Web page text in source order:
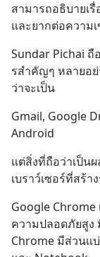
สามารถอธิบายเ
และยากต่อความ
Sundar Pichai
รสำคัญๆ หลายอย่
ว่าจะเป็น
Gmail, Google
Android
แต่สิ่งที่ถือว่าเป็น
เบราว์เซอร์ที่สร้
Google Chrome
ความปลอดภัยสูง
Chrome มีส่วนแบ่